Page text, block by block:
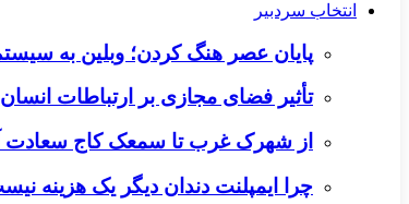
انتخاب سردبیر
پایان عصر هنگ کردن؛ وبلین به
تأثیر فضای مجازی بر ارتباطات
از شهرک غرب تا سمعک کاج سعادت
چرا ایمپلنت دندان دیگر یک هزینه